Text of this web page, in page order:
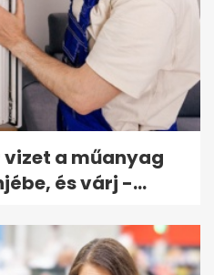
vizet a műanyag
és várj -...